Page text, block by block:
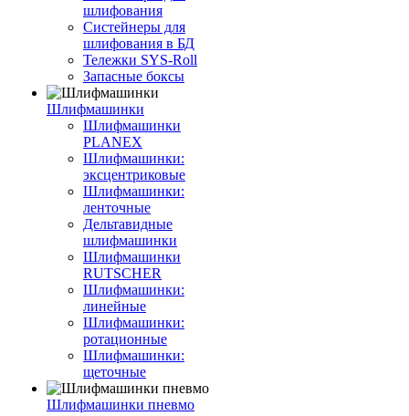
шлифования
Систейнеры для
шлифования в БД
Тележки SYS-Roll
Запасные боксы
Шлифмашинки
Шлифмашинки
PLANEX
Шлифмашинки:
эксцентриковые
Шлифмашинки:
ленточные
Дельтавидные
шлифмашинки
Шлифмашинки
RUTSCHER
Шлифмашинки:
линейные
Шлифмашинки:
ротационные
Шлифмашинки:
щеточные
Шлифмашинки пневмо